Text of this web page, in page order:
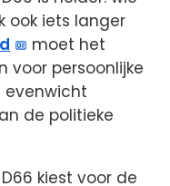
ook iets langer
moet het
voor persoonlijke
evenwicht
de politieke
kiest voor de